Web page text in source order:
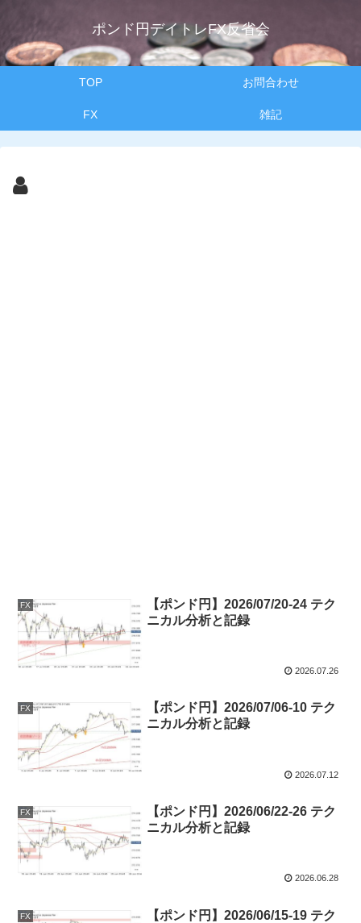
ポンド円デイトレFX反省会
TOP お問合わせ
FX 雑記
FX
【ポンド円】2026/07/20-24 テク
ニカル分析と記録
2026.07.26
FX
【ポンド円】2026/07/06-10 テク
ニカル分析と記録
2026.07.12
FX
【ポンド円】2026/06/22-26 テク
ニカル分析と記録
2026.06.28
FX
【ポンド円】2026/06/15-19 テク